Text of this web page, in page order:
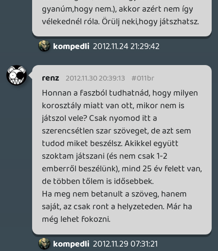
renz 2012.11.26 13:52:09 #011b9
Gondolom rengeteg páncélhajót láttál és
hallottál már elsüllyedni, illetve rengeteg
gránátot hallottál már robbanni a való
világban, hogy ilyen pontos képed van a
Egyébként érdekes módon a bo2 hangjai
eddig MINDENKINEK sokkal jobban
tetszenek, mint a korábbi részekben. Igaz,
ők játszanak is vele és nem csak yt
videókból, meg a "haveromnálmegnéztük"
információkból táplálkoznak.
kompedli 2012.11.26 13:24:59
renz 2012.11.26 13:26:31 #011b8
Látod, látod? Van akivel úgysem tudsz mit
kezdeni, mert menthetetlen.
gyurmagy
kompedli 2012.11.26 13:24:59
Na látod ez a tipikus COD-os hozzáállás,
makacsul ragaszkodni az igazunkhoz és